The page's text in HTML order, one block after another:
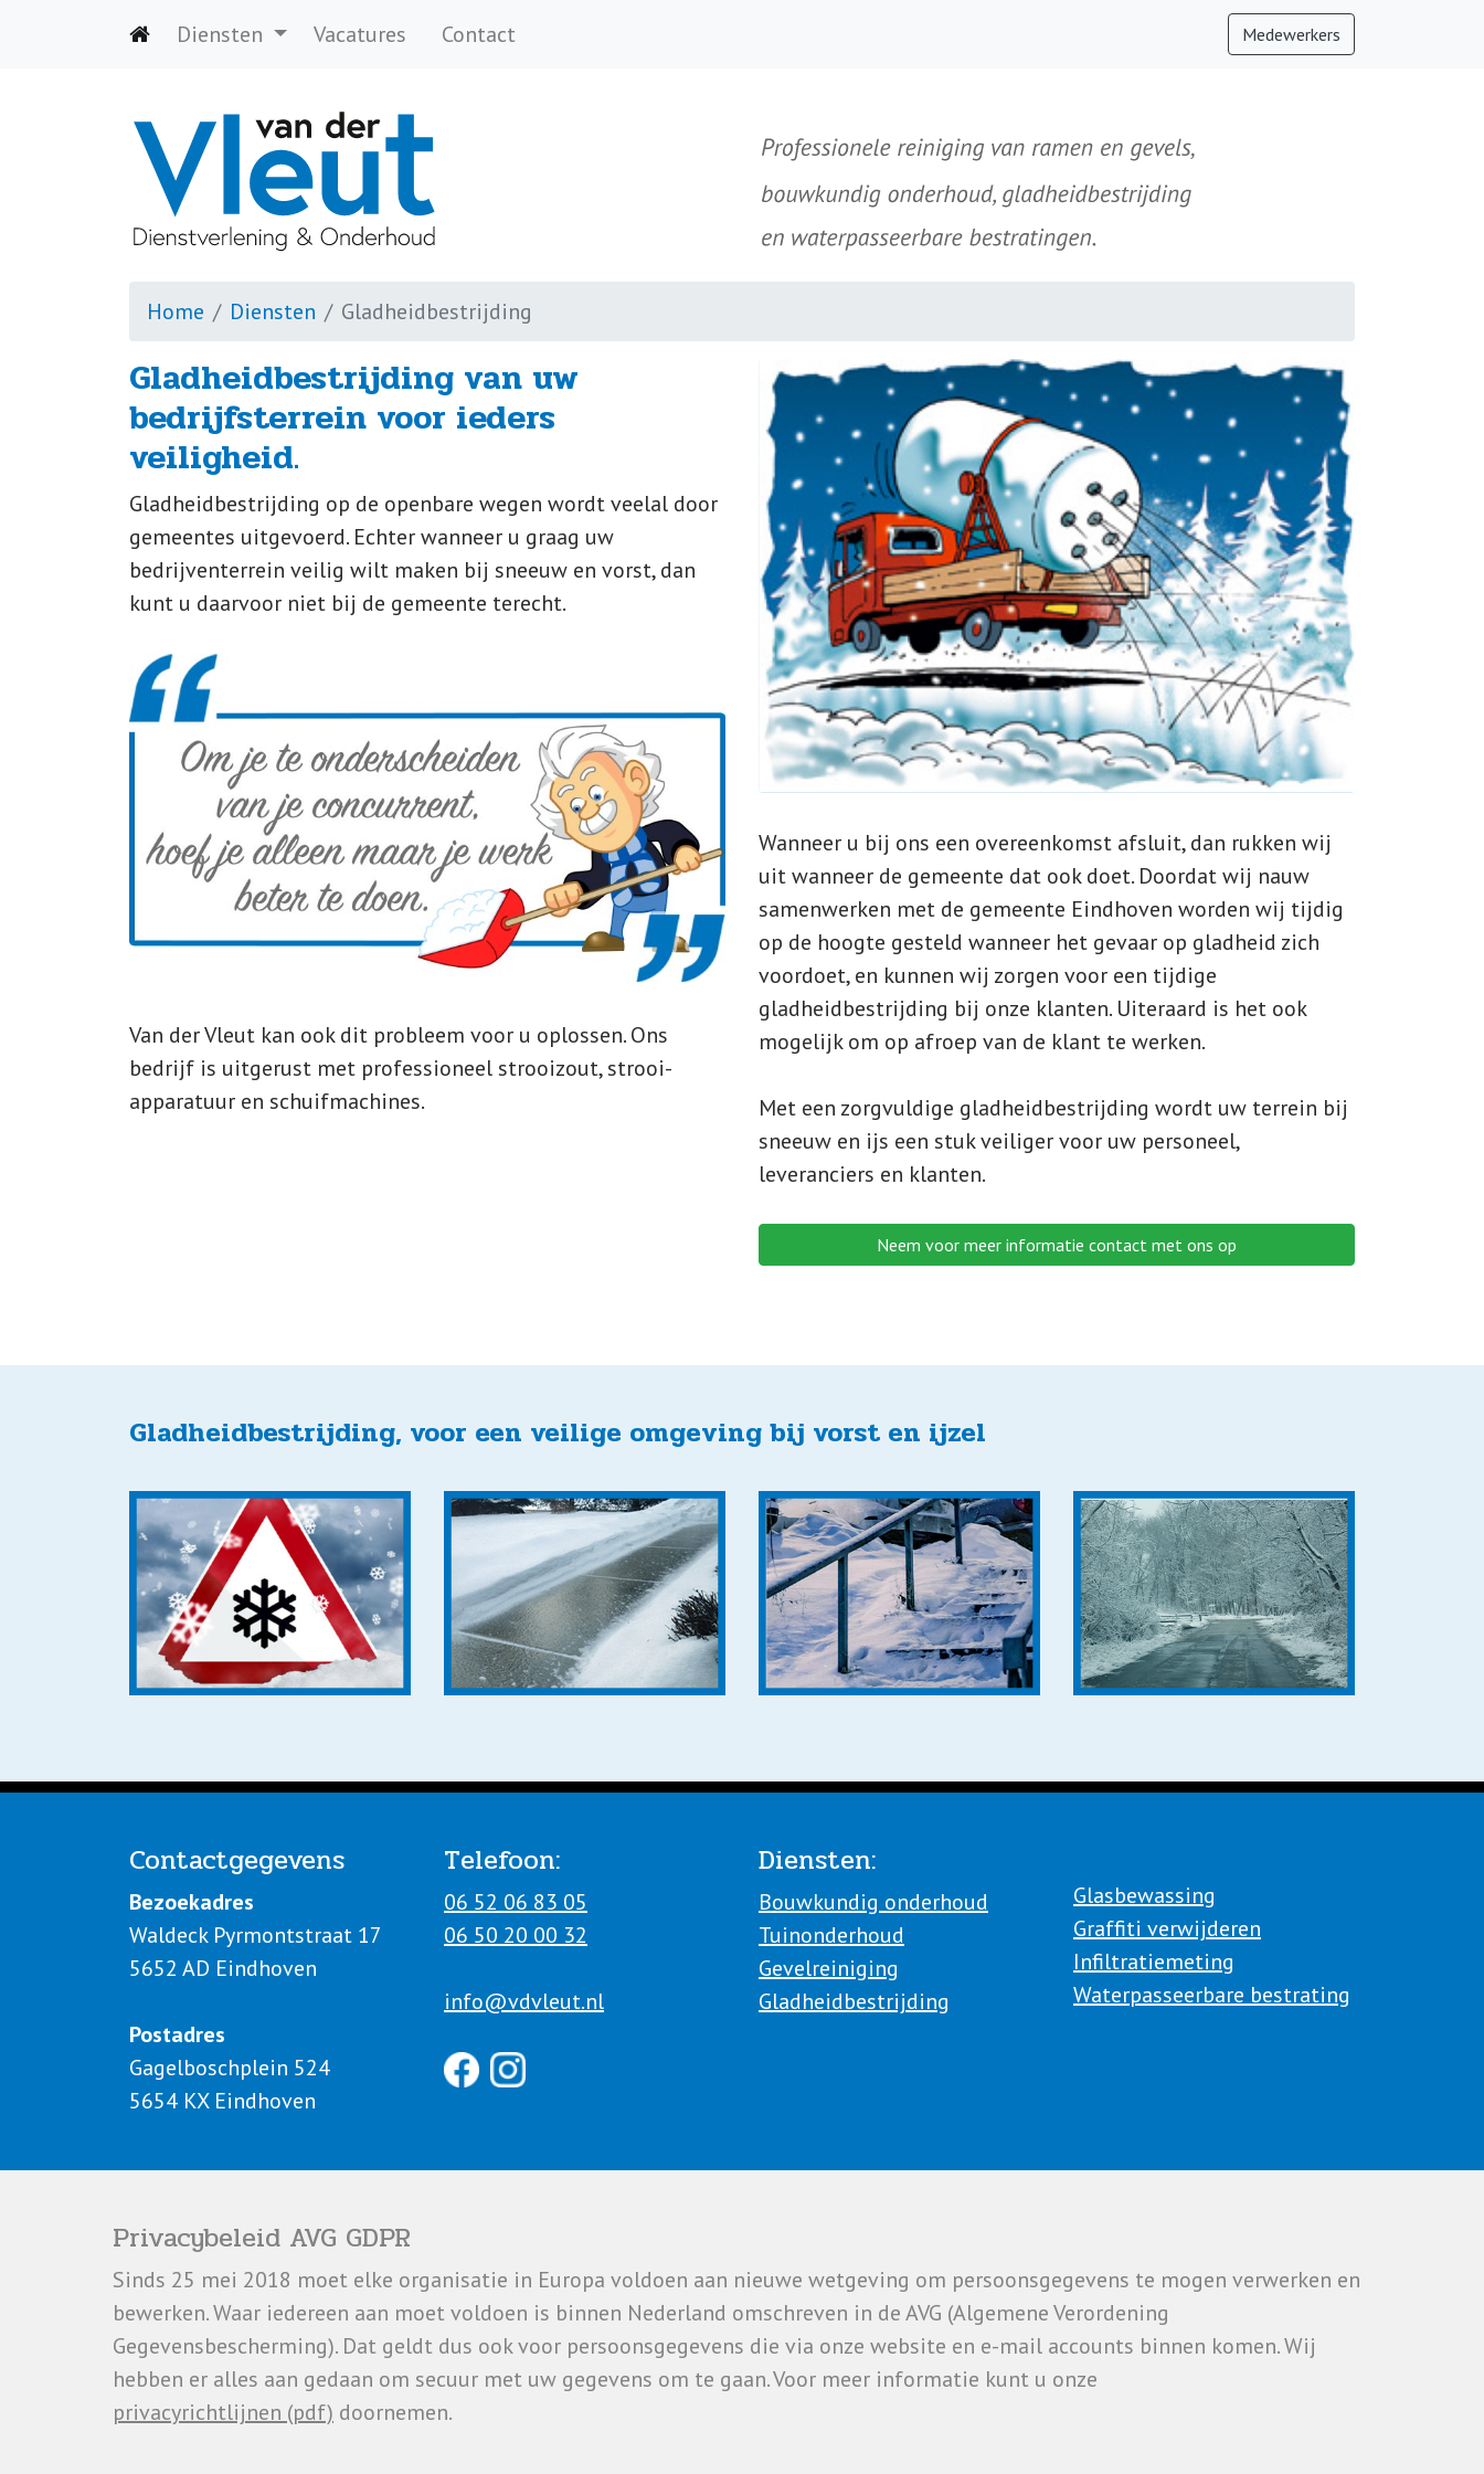
Diensten Vacatures Contact Medewerkers
Home Diensten Gladheidbestrijding
Gladheidbestrijding van uw
bedrijfsterrein voor ieders
veiligheid.
Gladheidbestrijding op de openbare wegen wordt veelal door
gemeentes uitgevoerd. Echter wanneer u graag uw
bedrijventerrein veilig wilt maken bij sneeuw en vorst, dan
kunt u daarvoor niet bij de gemeente terecht.
Van der Vleut kan ook dit probleem voor u oplossen. Ons
bedrijf is uitgerust met professioneel strooizout, strooi-
apparatuur en schuifmachines.
Wanneer u bij ons een overeenkomst afsluit, dan rukken wij
uit wanneer de gemeente dat ook doet. Doordat wij nauw
samenwerken met de gemeente Eindhoven worden wij tijdig
op de hoogte gesteld wanneer het gevaar op gladheid zich
voordoet, en kunnen wij zorgen voor een tijdige
gladheidbestrijding bij onze klanten. Uiteraard is het ook
mogelijk om op afroep van de klant te werken.
Met een zorgvuldige gladheidbestrijding wordt uw terrein bij
sneeuw en ijs een stuk veiliger voor uw personeel,
leveranciers en klanten.
Neem voor meer informatie contact met ons op
Gladheidbestrijding, voor een veilige omgeving bij vorst en ijzel
Contactgegevens
Bezoekadres
Waldeck Pyrmontstraat 17
5652 AD Eindhoven
Postadres
Gagelboschplein 524
5654 KX Eindhoven
Telefoon:
06 52 06 83 05
06 50 20 00 32
info@vdvleut.nl
Diensten:
Bouwkundig onderhoud
Tuinonderhoud
Gevelreiniging
Gladheidbestrijding
Glasbewassing
Graffiti verwijderen
Infiltratiemeting
Waterpasseerbare bestrating
Privacybeleid AVG GDPR
Sinds 25 mei 2018 moet elke organisatie in Europa voldoen aan nieuwe wetgeving om persoonsgegevens te mogen verwerken en
bewerken. Waar iedereen aan moet voldoen is binnen Nederland omschreven in de AVG (Algemene Verordening
Gegevensbescherming). Dat geldt dus ook voor persoonsgegevens die via onze website en e-mail accounts binnen komen. Wij
hebben er alles aan gedaan om secuur met uw gegevens om te gaan. Voor meer informatie kunt u onze
privacyrichtlijnen (pdf) doornemen.